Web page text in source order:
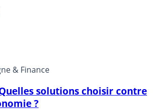
mais ne la prépare pas pour
& Finance
solutions choisir contre
?